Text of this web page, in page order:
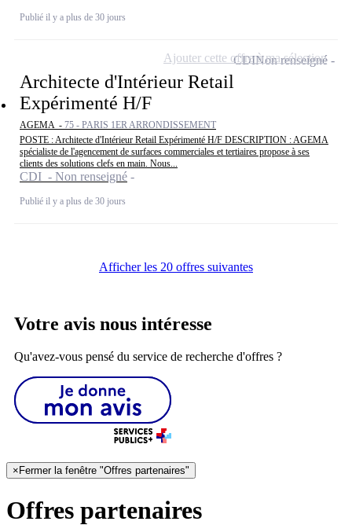
Publié il y a plus de 30 jours
Architecte d'Intérieur Retail
Expérimenté H/F
AGEMA - 75 - PARIS 1ER ARRONDISSEMENT
POSTE : Architecte d'Intérieur Retail Expérimenté H/F DESCRIPTION : AGEMA
spécialiste de l'agencement de surfaces commerciales et tertiaires propose à ses
clients des solutions clefs en main. Nous...
CDI - Non renseigné
Publié il y a plus de 30 jours
CDINon renseigné
Ajouter cette offre à ma sélection
Afficher les 20 offres suivantes
Votre avis nous intéresse
Qu'avez-vous pensé du service de recherche d'offres ?
× Fermer la fenêtre "Offres partenaires"
Offres partenaires